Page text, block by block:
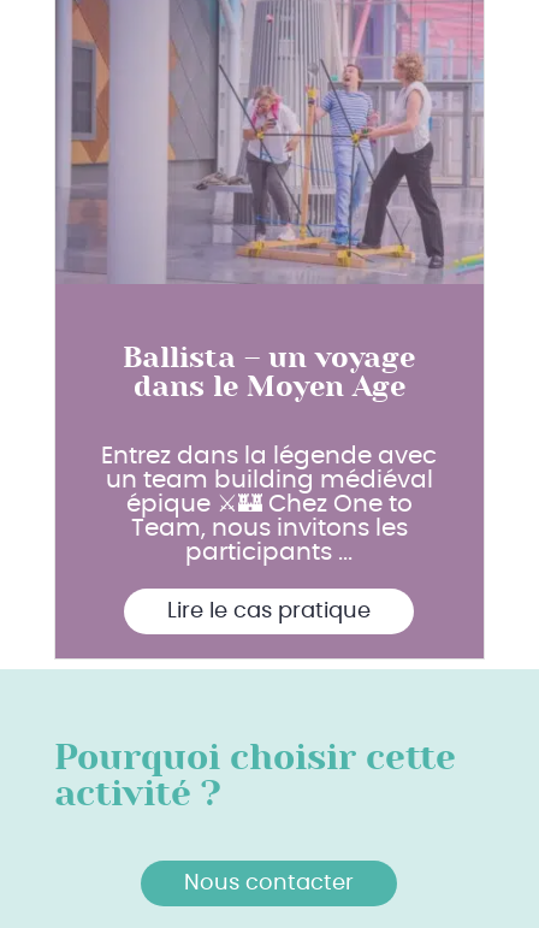
Ballista – un voyage
dans le Moyen Age
Entrez dans la légende avec
un team building médiéval
épique ⚔️🏰 Chez One to
Team, nous invitons les
participants ...
Lire le cas pratique
Pourquoi choisir cette
activité ?
Nous contacter